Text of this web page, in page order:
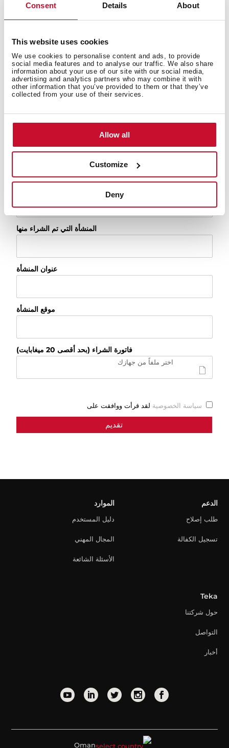
Consent Details About
This website uses cookies
We use cookies to personalise content and ads, to provide
social media features and to analyse our traffic. We also share
information about your use of our site with our social media,
advertising and analytics partners who may combine it with
other information that you’ve provided to them or that they’ve
collected from your use of their services.
Allow all
Customize
Deny
الجهاز
المنتج
اختر موضوعاً
موديل
الموديل أو الرقم التسلسلي
تاريخ التركيب
المنشأة التي تم الشراء منها
عنوان المنشأة
موقع المنشأة
فاتورة الشراء (بحد أقصى 20 ميغابايت)
اختر ملفاً من جهازك
سياسة الخصوصية لقد قرأت ووافقت على
الدعم
طلب إصلاح
تسجيل الكفالة
الموارد
دليل المستخدم
المجال المهني
الأسئلة الشائعة
Teka
حول شركتنا
التواصل
أخبار
Oman